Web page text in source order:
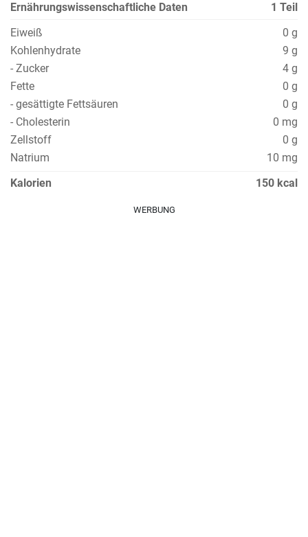
Ernährungswissenschaftliche Daten
1 Teil
Eiweiß
0 g
Kohlenhydrate
9 g
- Zucker
4 g
Fette
0 g
- gesättigte Fettsäuren
0 g
- Cholesterin
0 mg
Zellstoff
0 g
Natrium
10 mg
Kalorien
150 kcal
WERBUNG